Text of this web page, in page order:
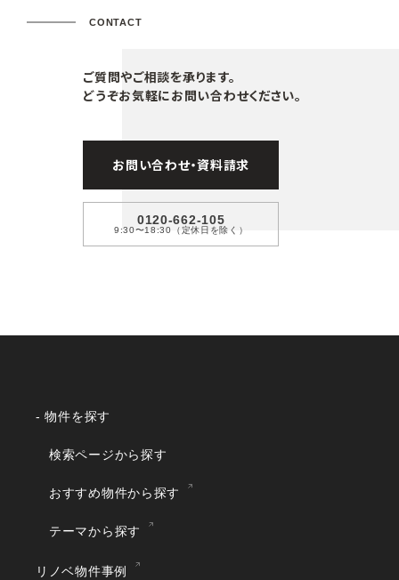
CONTACT
ご質問やご相談を承ります。
どうぞお気軽にお問い合わせください。
お問い合わせ・資料請求
0120-662-105
9:30〜18:30（定休日を除く）
- 物件を探す
検索ページから探す
おすすめ物件から探す
テーマから探す
リノベ物件事例